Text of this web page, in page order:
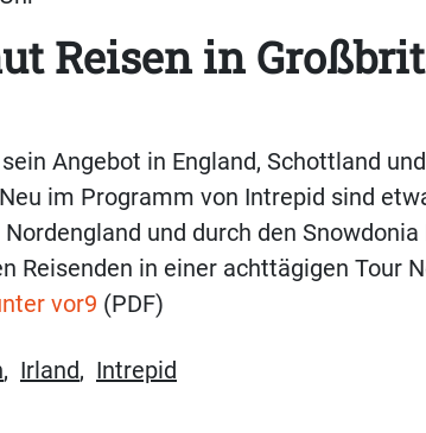
Reisen in
Angebot in England, Schottland
im Programm von Intrepid sind
und durch den
Reisenden in einer achttägigen Tour
vor9 (PDF)
, Irland, Intrepid